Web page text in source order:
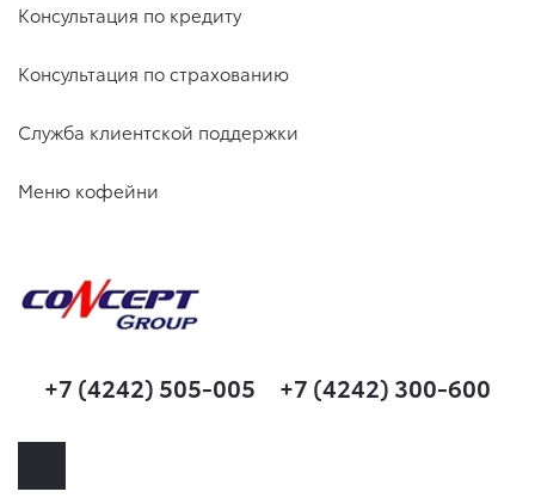
Консультация по кредиту
Консультация по страхованию
Служба клиентской поддержки
Меню кофейни
+7 (4242) 505-005 +7 (4242) 300-600